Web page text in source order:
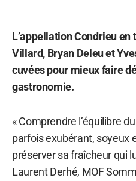
L’appellation Condrieu
Villard, Bryan Deleu et
cuvées pour mieux faire
gastronomie.
« Comprendre l’équilibre
parfois exubérant, soyeux
préserver sa fraîcheur qui
Laurent Derhé, MOF